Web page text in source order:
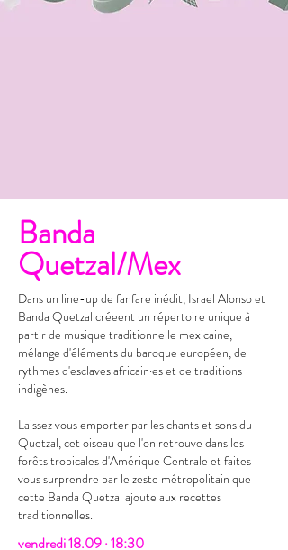
Banda
Quetzal/Mex
Dans un line-up de fanfare inédit, Israel Alonso et
Banda Quetzal créeent un répertoire unique à
partir de musique traditionnelle mexicaine,
mélange d'éléments du baroque européen, de
rythmes d'esclaves africain·es et de traditions
indigènes.
Laissez vous emporter par les chants et sons du
Quetzal, cet oiseau que l'on retrouve dans les
forêts tropicales d'Amérique Centrale et faites
vous surprendre par le zeste métropolitain que
cette Banda Quetzal ajoute aux recettes
traditionnelles.
​​vendredi 18.09 · 18:30